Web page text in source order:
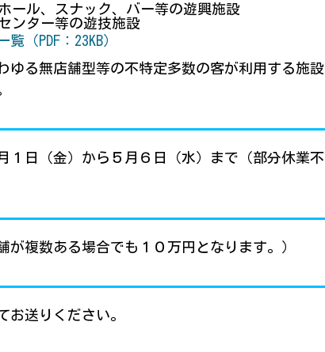
ール、スナック、バー等の遊興施設
ンター等の遊技施設
（PDF：23KB）
ゆる無店舗型等の不特定多数の客が利用する施設
１日（金）から５月６日（水）まで（部分休業不
が複数ある場合でも１０万円となります。）
お送りください。